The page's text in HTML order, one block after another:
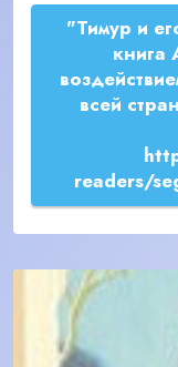
"Тимур и
книга
всей
readers/